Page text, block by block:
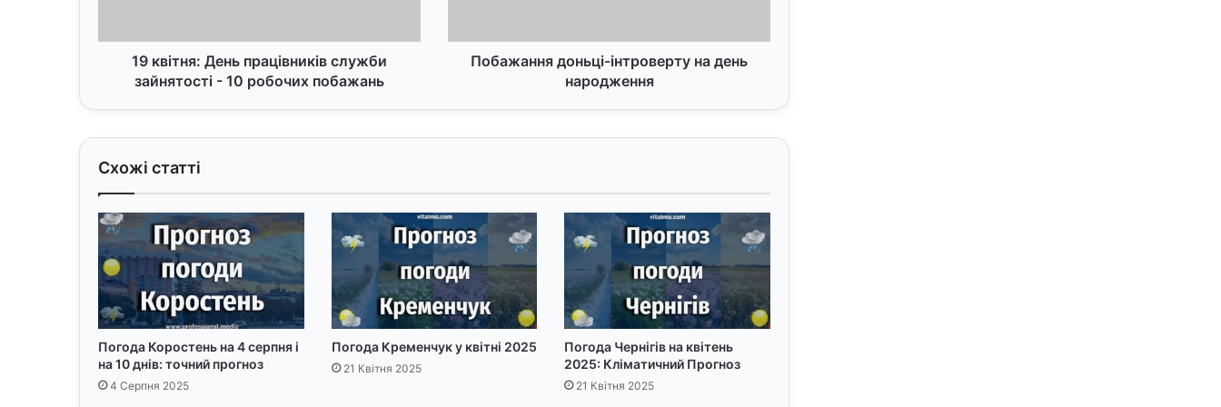
робочих
побажань19 квітня: День працівників служби
зайнятості - 10 робочих побажань
Побажання доньці-інтроверту на день
народження
Схожі статті
Погода Коростень на 4 серпня і
на 10 днів: точний прогноз
4 Серпня 2025
Погода Кременчук у квітні 2025
21 Квітня 2025
Погода Чернігів на квітень
2025: Кліматичний Прогноз
21 Квітня 2025